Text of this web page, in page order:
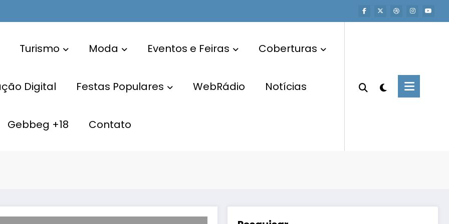
Turismo Moda Eventos e Feiras Coberturas
Digital Festas Populares WebRádio Notícias
Gebbeg +18 Contato